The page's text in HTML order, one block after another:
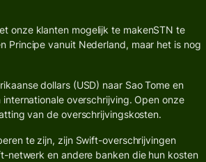
onze klanten mogelijk te makenSTN te
Principe vanuit Nederland, maar het is nog
dollars (USD) naar Sao Tome en
overschrijving. Open onze
van de overschrijvingskosten.
te zijn, zijn Swift-overschrijvingen
netwerk en andere banken die hun kosten